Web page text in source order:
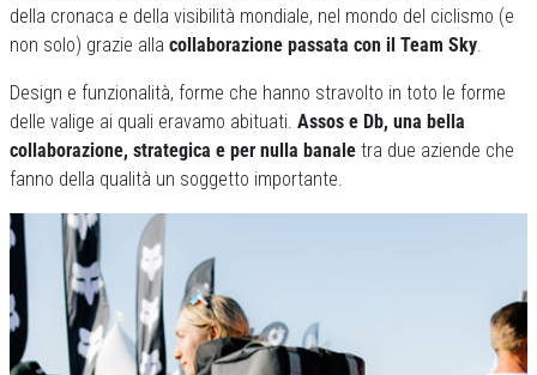
della cronaca e della visibilità mondiale, nel mondo del ciclismo (e
non solo) grazie alla collaborazione passata con il Team Sky.
Design e funzionalità, forme che hanno stravolto in toto le forme
delle valige ai quali eravamo abituati. Assos e Db, una bella
collaborazione, strategica e per nulla banale tra due aziende che
fanno della qualità un soggetto importante.